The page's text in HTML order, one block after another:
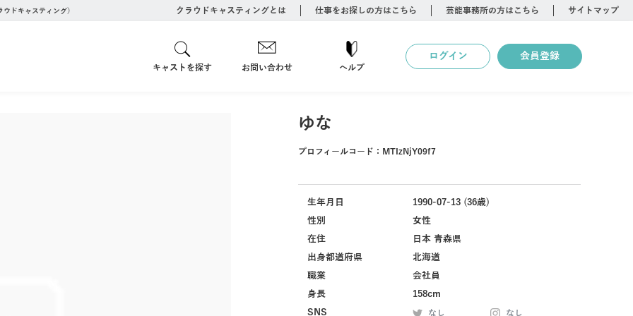
ドキャスティング） クラウドキャスティングとは 仕事をお探しの方はこちら 芸能事務所の方はこちら サイトマップ
キャストを探す お問い合わせ ヘルプ
ログイン 会員登録
ゆな
プロフィールコード： MTIzNjY09f7
生年月日
1990-07-13 (36歳)
性別
女性
在住
日本 青森県
出身都道府県
北海道
職業
会社員
身長
158cm
SNS
なし なし